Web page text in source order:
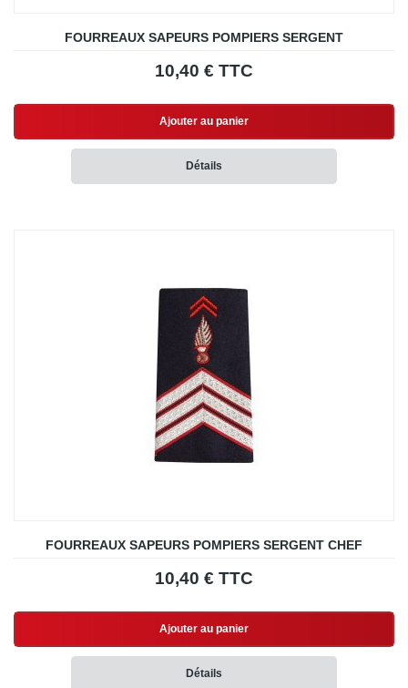
FOURREAUX SAPEURS POMPIERS SERGENT
10,40 € TTC
Ajouter au panier
Détails
FOURREAUX SAPEURS POMPIERS SERGENT CHEF
10,40 € TTC
Ajouter au panier
Détails